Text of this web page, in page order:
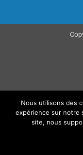
Nous utilisons des
expérience sur notre
site, nous